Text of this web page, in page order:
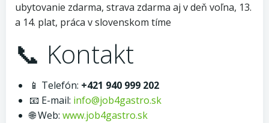
ubytovanie zdarma, strava zdarma aj v deň voľna, 13.
a 14. plat, práca v slovenskom tíme
📞 Kontakt
📱 Telefón: +421 940 999 202
📧 E-mail: info@job4gastro.sk
🌐 Web: www.job4gastro.sk